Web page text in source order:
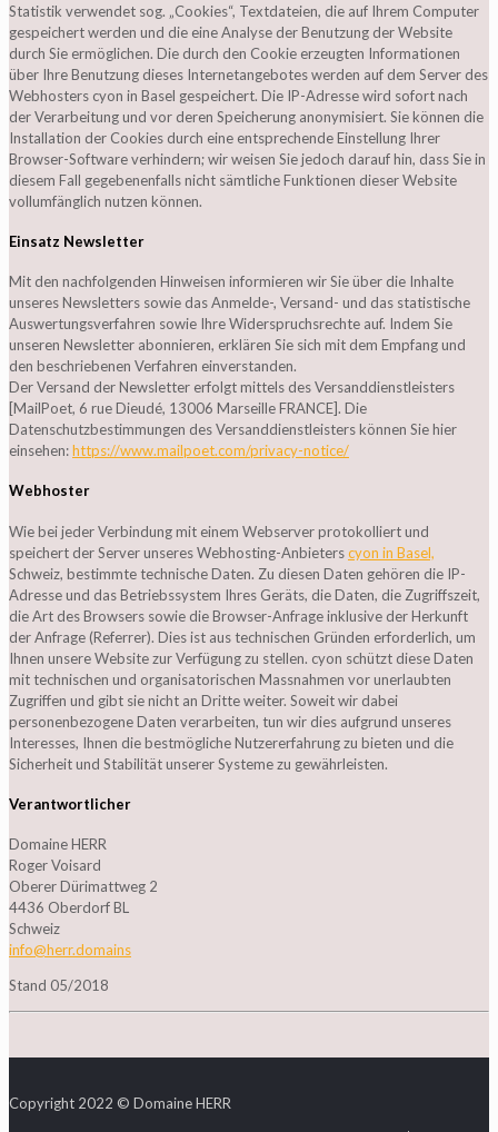
Statistik verwendet sog. „Cookies“, Textdateien, die auf Ihrem Computer
gespeichert werden und die eine Analyse der Benutzung der Website
durch Sie ermöglichen. Die durch den Cookie erzeugten Informationen
über Ihre Benutzung dieses Internetangebotes werden auf dem Server des
Webhosters cyon in Basel gespeichert. Die IP-Adresse wird sofort nach
der Verarbeitung und vor deren Speicherung anonymisiert. Sie können die
Installation der Cookies durch eine entsprechende Einstellung Ihrer
Browser-Software verhindern; wir weisen Sie jedoch darauf hin, dass Sie in
diesem Fall gegebenenfalls nicht sämtliche Funktionen dieser Website
vollumfänglich nutzen können.
Einsatz Newsletter
Mit den nachfolgenden Hinweisen informieren wir Sie über die Inhalte
unseres Newsletters sowie das Anmelde-, Versand- und das statistische
Auswertungsverfahren sowie Ihre Widerspruchsrechte auf. Indem Sie
unseren Newsletter abonnieren, erklären Sie sich mit dem Empfang und
den beschriebenen Verfahren einverstanden.
Der Versand der Newsletter erfolgt mittels des Versanddienstleisters
[MailPoet, 6 rue Dieudé, 13006 Marseille FRANCE]. Die
Datenschutzbestimmungen des Versanddienstleisters können Sie hier
einsehen:https://www.mailpoet.com/privacy-notice/
Webhoster
Wie bei jeder Verbindung mit einem Webserver protokolliert und
speichert der Server unseres Webhosting-Anbieterscyon in Basel,
Schweiz, bestimmte technische Daten. Zu diesen Daten gehören die IP-
Adresse und das Betriebssystem Ihres Geräts, die Daten, die Zugriffszeit,
die Art des Browsers sowie die Browser-Anfrage inklusive der Herkunft
der Anfrage (Referrer). Dies ist aus technischen Gründen erforderlich, um
Ihnen unsere Website zur Verfügung zu stellen. cyon schützt diese Daten
mit technischen und organisatorischen Massnahmen vor unerlaubten
Zugriffen und gibt sie nicht an Dritte weiter. Soweit wir dabei
personenbezogene Daten verarbeiten, tun wir dies aufgrund unseres
Interesses, Ihnen die bestmögliche Nutzererfahrung zu bieten und die
Sicherheit und Stabilität unserer Systeme zu gewährleisten.
Verantwortlicher
Domaine HERR
Roger Voisard
Oberer Dürimattweg 2
4436 Oberdorf BL
Schweiz
info@herr.domains
Stand 05/2018
Copyright 2022 © Domaine HERR